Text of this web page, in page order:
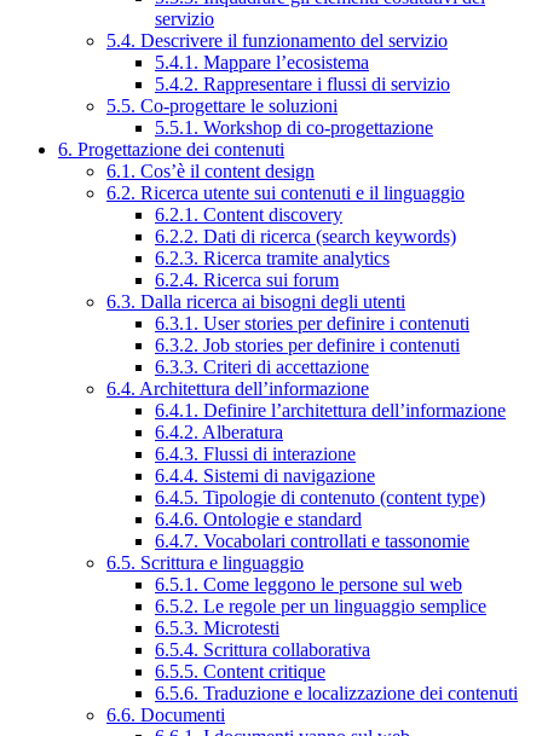
servizio
5.4. Descrivere il funzionamento del servizio
5.4.1. Mappare l’ecosistema
5.4.2. Rappresentare i flussi di servizio
5.5. Co-progettare le soluzioni
5.5.1. Workshop di co-progettazione
6. Progettazione dei contenuti
6.1. Cos’è il content design
6.2. Ricerca utente sui contenuti e il linguaggio
6.2.1. Content discovery
6.2.2. Dati di ricerca (search keywords)
6.2.3. Ricerca tramite analytics
6.2.4. Ricerca sui forum
6.3. Dalla ricerca ai bisogni degli utenti
6.3.1. User stories per definire i contenuti
6.3.2. Job stories per definire i contenuti
6.3.3. Criteri di accettazione
6.4. Architettura dell’informazione
6.4.1. Definire l’architettura dell’informazione
6.4.2. Alberatura
6.4.3. Flussi di interazione
6.4.4. Sistemi di navigazione
6.4.5. Tipologie di contenuto (content type)
6.4.6. Ontologie e standard
6.4.7. Vocabolari controllati e tassonomie
6.5. Scrittura e linguaggio
6.5.1. Come leggono le persone sul web
6.5.2. Le regole per un linguaggio semplice
6.5.3. Microtesti
6.5.4. Scrittura collaborativa
6.5.5. Content critique
6.5.6. Traduzione e localizzazione dei contenuti
6.6. Documenti